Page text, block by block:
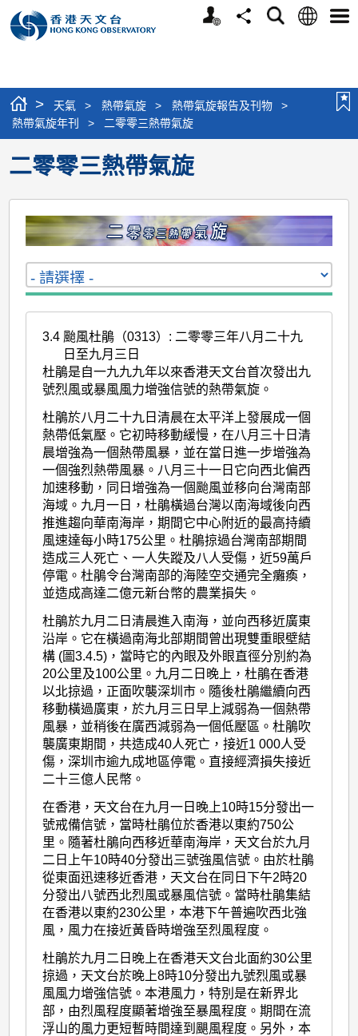
個
分
搜
語
選
> 天氣 > 熱帶氣旋 > 熱帶氣旋報告及刊物
>
熱帶氣旋年刊
> 二零零三熱帶氣旋
二零零三熱帶氣旋
3.4 颱風杜鵑（0313）: 二零零三年八月二十九
日至九月三日
杜鵑是自一九九九年以來香港天文台首次發出九
號烈風或暴風風力增強信號的熱帶氣旋。
杜鵑於八月二十九日清晨在太平洋上發展成一個
熱帶低氣壓。它初時移動緩慢，在八月三十日清
晨增強為一個熱帶風暴，並在當日進一步增強為
一個強烈熱帶風暴。八月三十一日它向西北偏西
加速移動，同日增強為一個颱風並移向台灣南部
海域。九月一日，杜鵑橫過台灣以南海域後向西
推進趨向華南海岸，期間它中心附近的最高持續
風速達每小時175公里。杜鵑掠過台灣南部期間
造成三人死亡、一人失蹤及八人受傷，近59萬戶
停電。杜鵑令台灣南部的海陸空交通完全癱瘓，
並造成高達二億元新台幣的農業損失。
杜鵑於九月二日清晨進入南海，並向西移近廣東
沿岸。它在橫過南海北部期間曾出現雙重眼壁結
構 (圖3.4.5)，當時它的內眼及外眼直徑分別約為
20公里及100公里。九月二日晚上，杜鵑在香港
以北掠過，正面吹襲深圳市。隨後杜鵑繼續向西
移動橫過廣東，於九月三日早上減弱為一個熱帶
風暴，並稍後在廣西減弱為一個低壓區。杜鵑吹
襲廣東期間，共造成40人死亡，接近1 000人受
傷，深圳市逾九成地區停電。直接經濟損失接近
二十三億人民幣。
在香港，天文台在九月一日晚上10時15分發出一
號戒備信號，當時杜鵑位於香港以東約750公
里。隨著杜鵑向西移近華南海岸，天文台於九月
二日上午10時40分發出三號強風信號。由於杜鵑
從東面迅速移近香港，天文台在同日下午2時20
分發出八號西北烈風或暴風信號。當時杜鵑集結
在香港以東約230公里，本港下午普遍吹西北強
風，風力在接近黃昏時增強至烈風程度。
杜鵑於九月二日晚上在香港天文台北面約30公里
掠過，天文台於晚上8時10分發出九號烈風或暴
風風力增強信號。本港風力，特別是在新界北
部，由烈風程度顯著增強至暴風程度。期間在流
浮山的風力更短暫時間達到颶風程度。另外，本